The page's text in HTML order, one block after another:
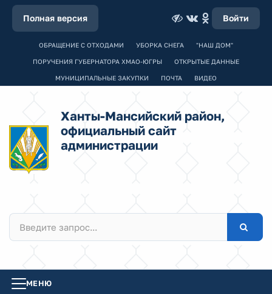
Полная версия Войти
ОБРАЩЕНИЕ С ОТХОДАМИ УБОРКА СНЕГА "НАШ ДОМ"
ПОРУЧЕНИЯ ГУБЕРНАТОРА ХМАО-ЮГРЫ ОТКРЫТЫЕ ДАННЫЕ
МУНИЦИПАЛЬНЫЕ ЗАКУПКИ ПОЧТА ВИДЕО
Ханты-Мансийский район,
официальный сайт
администрации
МЕНЮ